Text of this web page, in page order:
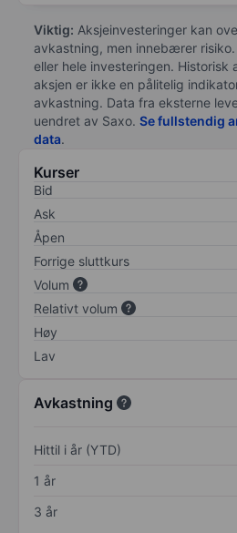
Viktig: Aksjeinvesteringer kan
avkastning, men innebærer
eller hele investeringen. Historisk
aksjen er ikke en pålitelig
avkastning. Data fra eksterne
uendret av Saxo. Se fullstendig
data.
Kurser
Bid
Ask
Åpen
Forrige sluttkurs
Volum
Relativt volum
Høy
Lav
Avkastning
Hittil i år (YTD)
1 år
3 år